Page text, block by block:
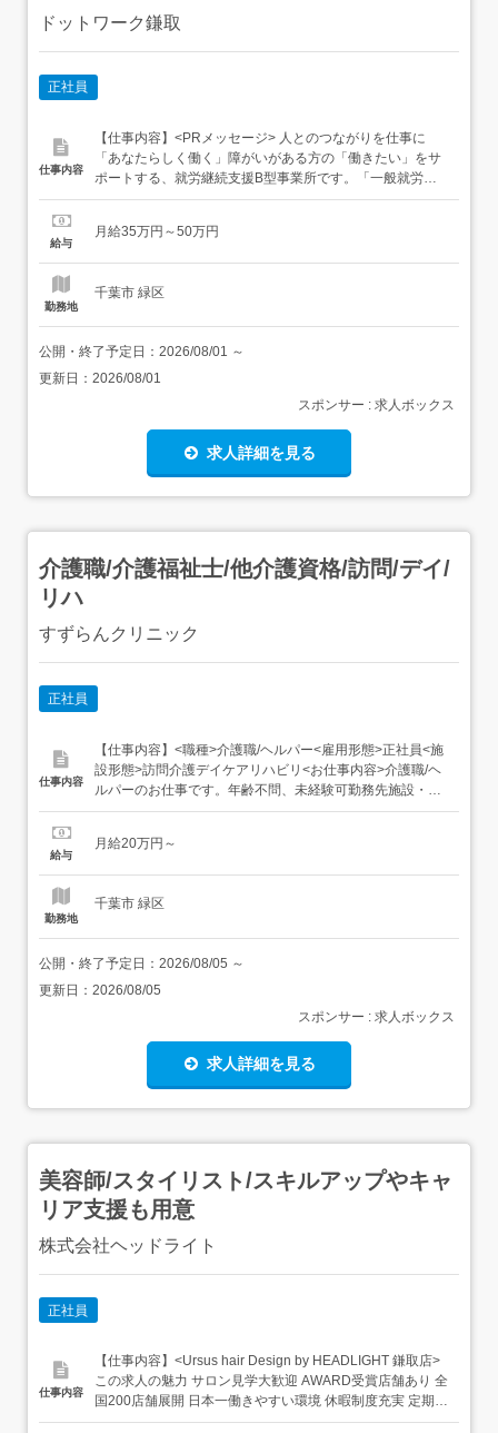
ドットワーク鎌取
正社員
仕事内容
【仕事内容】<PRメッセージ> 人とのつながりを仕事に
「あなたらしく働く」障がいがある方の「働きたい」をサ
ポートする、就労継続支援B型事業所です。「一般就労が
なかなか続かない」「もう一度働きたいけれど、怖くて踏
い、働くことに不安を感じているご利用者の方が支援を受
給与
月給35万円～50万円
勤務地
千葉市 緑区
公開・終了予定日： 2026/08/01 ～
更新日： 2026/08/01
スポンサー : 求人ボックス
求人詳細を見る
介護職/介護福祉士/他介護資格/訪問/デイ/
リハ
すずらんクリニック
正社員
仕事内容
【仕事内容】<職種>介護職/ヘルパー<雇用形態>正社員<施
設形態>訪問介護デイケアリハビリ<お仕事内容>介護職/ヘ
ルパーのお仕事です。年齢不問、未経験可勤務先施設・サ
ービス内容は下記の通り。訪問リハビリテーション 外国の
問リハビリ勤務、介護福祉士や資格保持者の正社員募集。
給与
月給20万円～
勤務地
千葉市 緑区
公開・終了予定日： 2026/08/05 ～
更新日： 2026/08/05
スポンサー : 求人ボックス
求人詳細を見る
美容師/スタイリスト/スキルアップやキャ
リア支援も用意
株式会社ヘッドライト
正社員
仕事内容
【仕事内容】<Ursus hair Design by HEADLIGHT 鎌取店>
この求人の魅力 サロン見学大歓迎 AWARD受賞店舗あり 全
国200店舗展開 日本一働きやすい環境 休暇制度充実 定期的
に社内講習会を実施 スキルアップ可能 独立支援制度あり